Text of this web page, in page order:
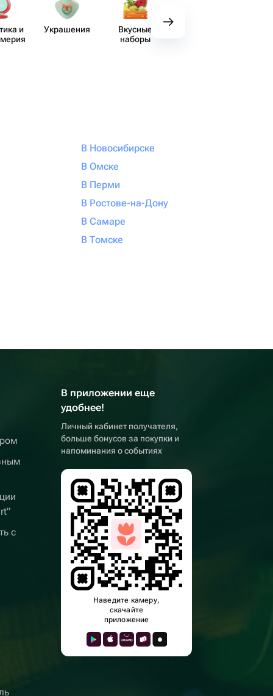
и
Украшения
Вкусные
наборы
В Новосибирске
В Омске
В Перми
В Ростове-на-Дону
В Самаре
В Томске
с
В приложении еще
удобнее!
Личный кабинет получателя,
больше бонусов за покупки и
напоминания о событиях
Наведите камеру,
скачайте
приложение